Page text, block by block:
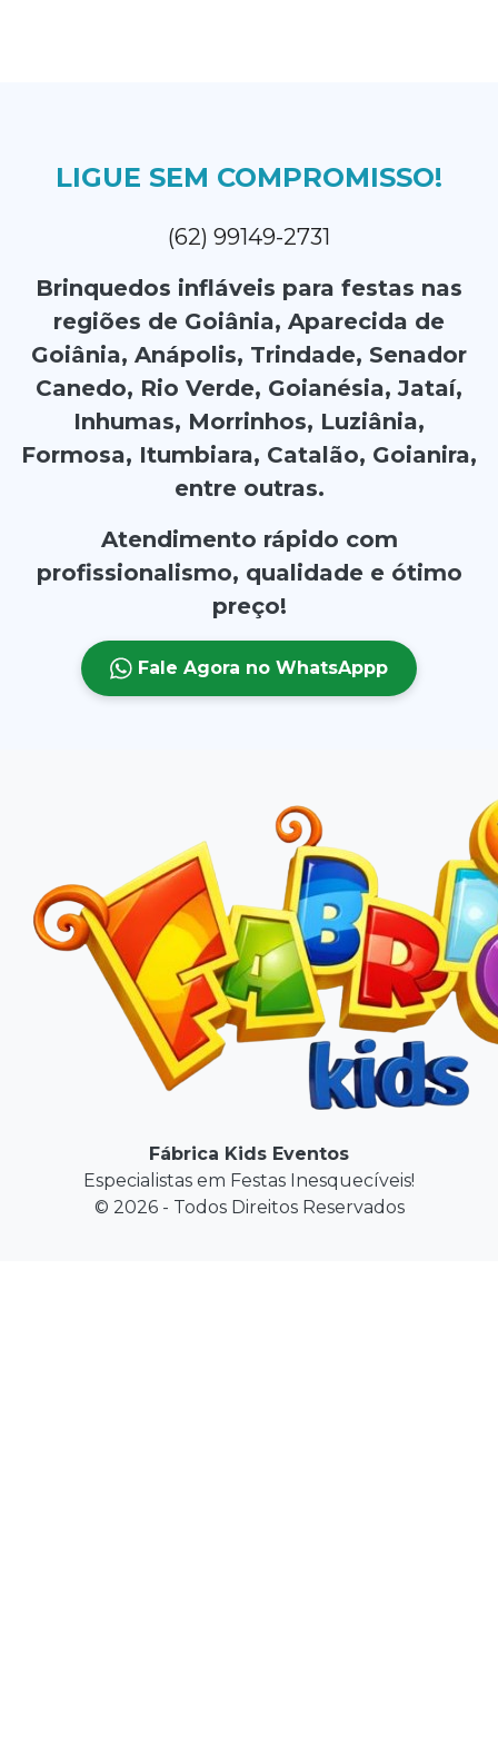
LIGUE SEM COMPROMISSO!
(62) 99149-2731
Brinquedos infláveis para festas nas
regiões de Goiânia, Aparecida de
Goiânia, Anápolis, Trindade, Senador
Canedo, Rio Verde, Goianésia, Jataí,
Inhumas, Morrinhos, Luziânia,
Formosa, Itumbiara, Catalão, Goianira,
entre outras.
Atendimento rápido com
profissionalismo, qualidade e ótimo
preço!
Fale Agora no WhatsAppp
Fábrica Kids Eventos
Especialistas em Festas Inesquecíveis!
© 2026 - Todos Direitos Reservados